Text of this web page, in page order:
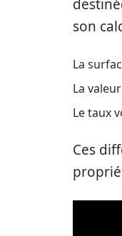
son
La
La
Le taux
Ces